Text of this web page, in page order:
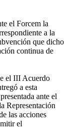
el Forcem la
a la
que dicho
continua de
el III Acuerdo
a esta
ante el
Representación
las acciones
el